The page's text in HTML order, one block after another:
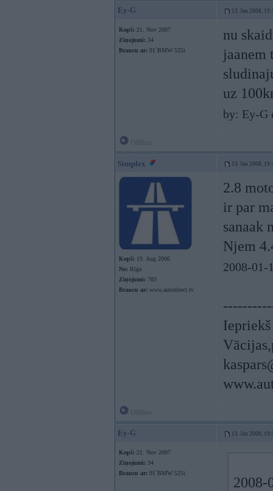
Ey-G 13. Jan 2008,
Kopš: 21. Nov 2007
Ziņojumi: 34
Braucu ar: 91`BMW 525i
nu
jaanem
uz
by: Ey-G
Simplex 13. Jan 2008,
Kopš: 19. Aug 2006
No: Rīga
Ziņojumi: 783
Braucu ar: www.autodirect.lv
2.8
ir par
sanaak
Njem
2008-01-
Ey-G 13. Jan 2008,
Kopš: 21. Nov 2007
Ziņojumi: 34
Braucu ar: 91`BMW 525i
2008-